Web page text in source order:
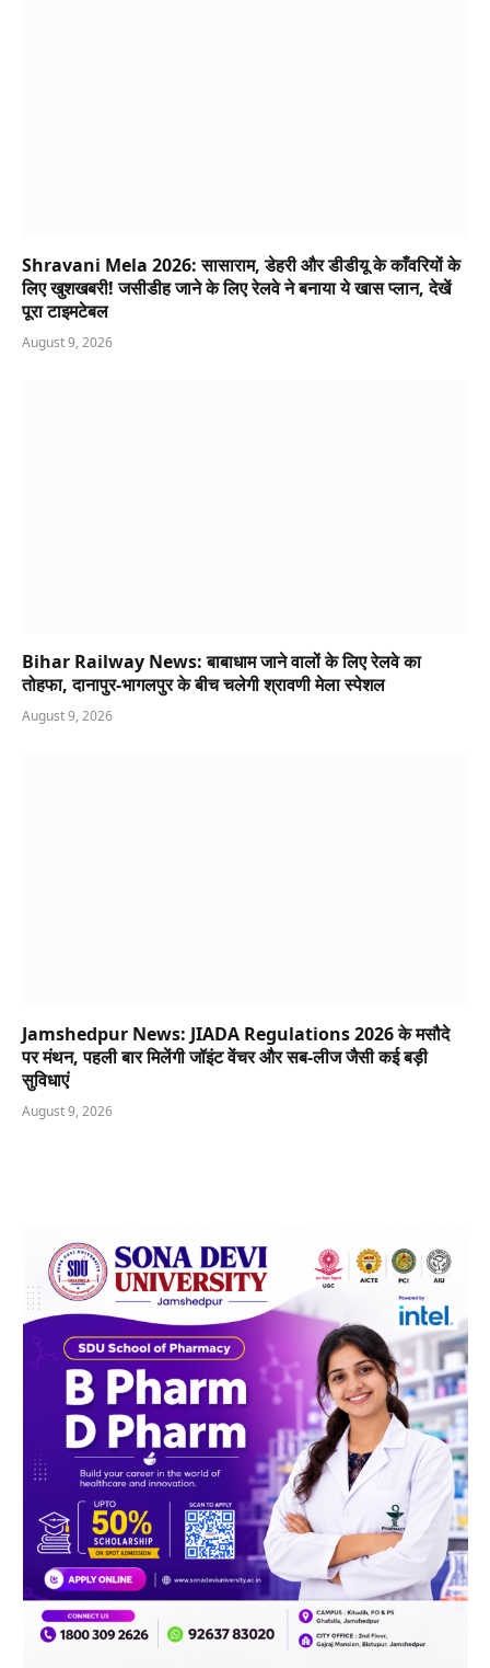
Shravani Mela 2026: सासाराम, डेहरी और डीडीयू के काँवरियों के
लिए खुशखबरी! जसीडीह जाने के लिए रेलवे ने बनाया ये खास प्लान, देखें
पूरा टाइमटेबल
August 9, 2026
Bihar Railway News: बाबाधाम जाने वालों के लिए रेलवे का
तोहफा, दानापुर-भागलपुर के बीच चलेगी श्रावणी मेला स्पेशल
August 9, 2026
Jamshedpur News: JIADA Regulations 2026 के मसौदे
पर मंथन, पहली बार मिलेंगी जॉइंट वेंचर और सब-लीज जैसी कई बड़ी
सुविधाएं
August 9, 2026